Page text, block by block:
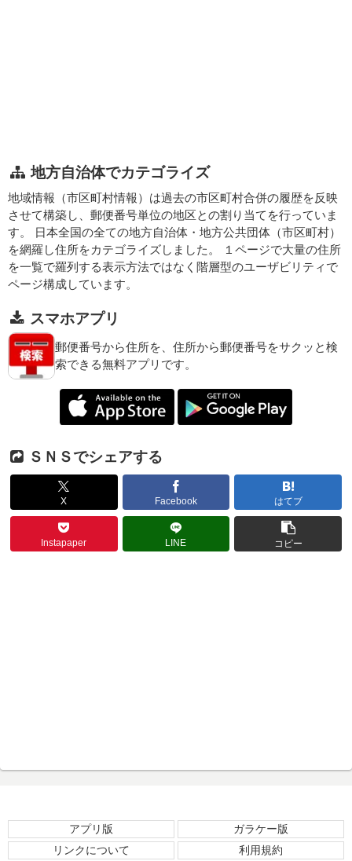
地方自治体でカテゴライズ
地域情報（市区町村情報）は過去の市区町村合併の履歴を反映
させて構築し、郵便番号単位の地区との割り当てを行っていま
す。 日本全国の全ての地方自治体・地方公共団体（市区町村）
を網羅し住所をカテゴライズしました。 １ページで大量の住所
を一覧で羅列する表示方法ではなく階層型のユーザビリティで
ページ構成しています。
スマホアプリ
郵便番号から住所を、住所から郵便番号をサクッと検
索できる無料アプリです。
ＳＮＳでシェアする
X Facebook はてブ
Instapaper LINE コピー
アプリ版
ガラケー版
リンクについて
利用規約